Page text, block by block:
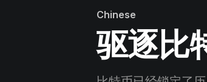
Chinese
驱逐比